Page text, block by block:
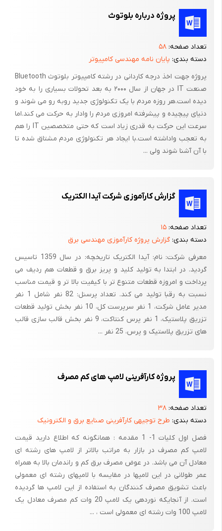
پروژه درباره بلوتوث
تعداد صفحه: ۵۸
دسته بندی: پایان نامه مهندسی کامپیوتر
پروژه جهت اخذ درجه کاردانی در رشته کامپیوتر بلوتوث Bluetooth
صنعت IT در جهان از سال ۲۰۰۰ به بعد تحولات بسیارى را به خود
دیده است.هر روزه مردم با یک تکنولوژى جدید روبه رو مى شوند و
دنیاى پیچیده و پیشرفته امروزى مردم را وادار به حرکت مى کند.اما
سرعت این حرکت به قدرى زیاد است که حتى متخصصین IT را هم
به تعجب واداشته است.با ایجاد هر تکنولوژى مردم مشتاق شده تا
با آن آشنا شوند ولى ...
گزارش کارآموزی شرکت آیدا الکتریک
تعداد صفحه: ۱۵
دسته بندی: گزارش پروژه کارآموزی مهندسی برق
معرفی شرکت: نام: آیدا الکتریک تاریخچه: در سال 1359 تاسیس
گردید. در ابتدا به تولید کلید و پریز برق و قطعات هم ردیف می
پرداخت و امروزه قطعات متنوع تر با کیفیت بالا تر و قیمت مناسب
نسبت به رقبا تولید می کند. تعداد پرسنل: 82 نفر شامل 1 نفر
مدیر عامل شرکت، 1 نفر سرپرست کل، 10 نفر بخش تولید قطعات
تزریق پلاستیک، 1 نفر پرس کنتاکت، 9 نفر بخش قالب سازی قالب
های تزریق پلاستیک و پرس، 25 نفر ...
پروژه کارآفرینی لامپ های کم مصرف
تعداد صفحه: ۳۸
دسته بندی: طرح توجیهی کارآفرینی صنایع برق و الکترونیک
فصل اول کلیات 1- 1 مقدمه : همانگونه که اطلاع دارید قیمت
لامپ کم مصرف در بازار به مراتب بالاتر از لامپ های رشته ای
معادل آن می باشد. در عوض مصرف برق کم و راندمان بالا به همراه
عمر طولانی در این لامپها در مقایسه با لامپهای رشته ای معمولی
باعث تشویق مصرف کنندگان به استفاده از این لامپ ها گردیده
است. از آنجایکه نوردهی یک لامپ 20 وات کم مصرف معادل یک
لامپ 100 وات رشته ای معمولی است ، ...